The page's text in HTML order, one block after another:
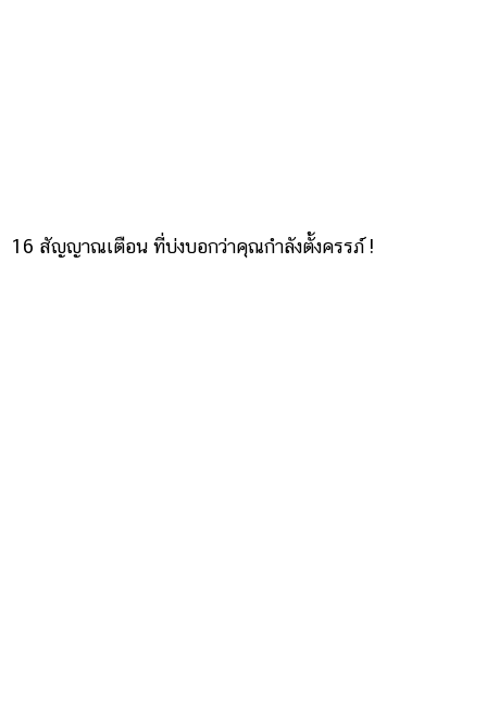
16 สัญญาณเตือน ที่บ่งบอกว่าคุณกำลังตั้งครรภ์ !